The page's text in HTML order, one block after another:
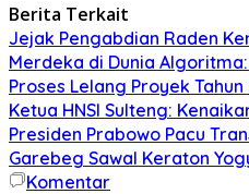
Berita Terkait
Jejak Pengabdian Raden
Merdeka di Dunia
Proses Lelang Proyek
Ketua HNSI Sulteng:
Presiden Prabowo Pacu
Garebeg Sawal Keraton
Komentar